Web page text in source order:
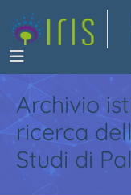
Archivio
ricerca
Studi di